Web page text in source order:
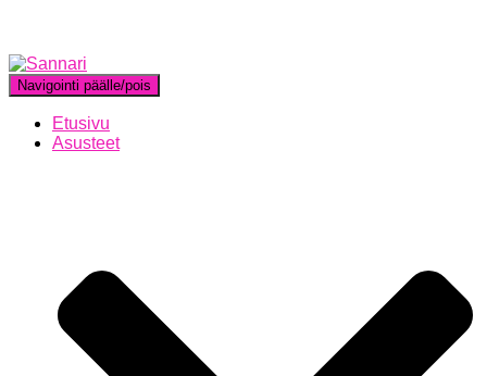
Navigointi päälle/pois
Etusivu
Asusteet